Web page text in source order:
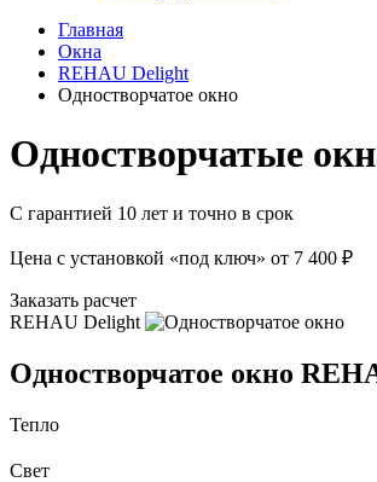
Главная
Окна
REHAU Delight
Одностворчатое окно
Одностворчатые
С гарантией 10 лет и точно в срок
Цена с установкой «под ключ» от 7 400 ₽
Заказать расчет
REHAU Delight
Одностворчатое окно
Тепло
Свет